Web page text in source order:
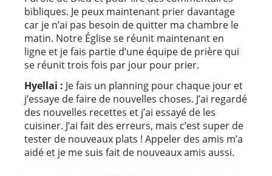
bibliques. Je peux maintenant prier davantage
car je n’ai pas besoin de quitter ma chambre le
matin. Notre Église se réunit maintenant en
ligne et je fais partie d’une équipe de prière qui
se réunit trois fois par jour pour prier.
Hyellai : Je fais un planning pour chaque jour et
j’essaye de faire de nouvelles choses. J’ai regardé
des nouvelles recettes et j’ai essayé de les
cuisiner. J’ai fait des erreurs, mais c’est super de
tester de nouveaux plats ! Appeler des amis m’a
aidé et je me suis fait de nouveaux amis aussi.